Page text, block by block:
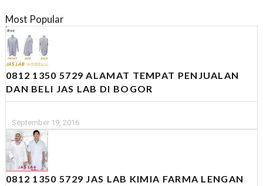
Most Popular
0812 1350 5729 ALAMAT TEMPAT PENJUALAN
DAN BELI JAS LAB DI BOGOR
September 19, 2016
0812 1350 5729 JAS LAB KIMIA FARMA LENGAN